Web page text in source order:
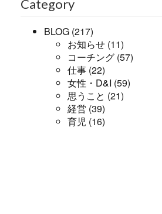
Category
BLOG (217)
お知らせ (11)
コーチング (57)
仕事 (22)
女性・D&I (59)
思うこと (21)
経営 (39)
育児 (16)